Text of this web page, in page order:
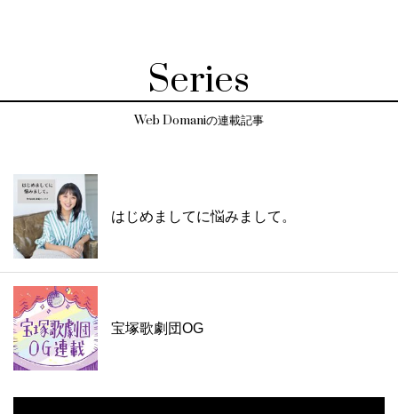
Series
Web Domaniの連載記事
はじめましてに悩みまして。
宝塚歌劇団OG